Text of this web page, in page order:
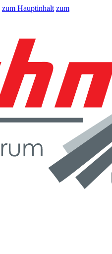
zum Hauptinhalt zum